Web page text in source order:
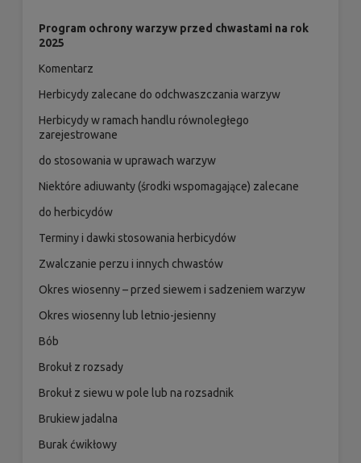
Program ochrony warzyw przed chwastami na rok
2025
Komentarz
Herbicydy zalecane do odchwaszczania warzyw
Herbicydy w ramach handlu równoległego
zarejestrowane
do stosowania w uprawach warzyw
Niektóre adiuwanty (środki wspomagające) zalecane
do herbicydów
Terminy i dawki stosowania herbicydów
Zwalczanie perzu i innych chwastów
Okres wiosenny – przed siewem i sadzeniem warzyw
Okres wiosenny lub letnio-jesienny
Bób
Brokuł z rozsady
Brokuł z siewu w pole lub na rozsadnik
Brukiew jadalna
Burak ćwikłowy